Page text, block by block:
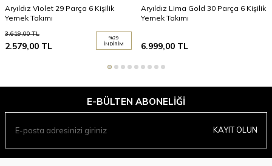
Aryıldız Violet 29 Parça 6 Kişilik
Yemek Takımı
3.619,00TL
2.579,00 TL
%29
İNDIRIM
Aryıldız Lima Gold 30 Parça 6 Kişilik
Yemek Takımı
6.999,00TL
E-BÜLTEN ABONELIĞI
KAYIT OLUN